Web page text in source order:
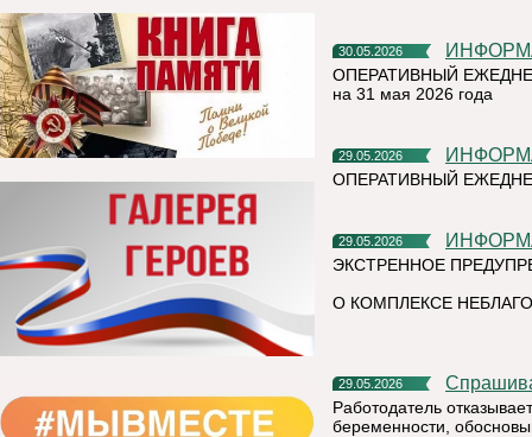
30.05.2026
ОПЕРАТИВНЫЙ
на 31 мая 2026 года
29.05.2026
ОПЕРАТИВНЫЙ
29.05.2026
ЭКСТРЕННОЕ
О КОМПЛЕКСЕ
29.05.2026
Работодатель
беременности,